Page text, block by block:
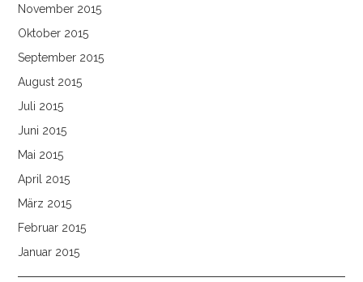
November 2015
Oktober 2015
September 2015
August 2015
Juli 2015
Juni 2015
Mai 2015
April 2015
März 2015
Februar 2015
Januar 2015